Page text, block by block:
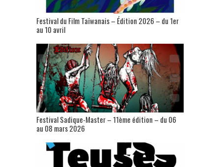
Festival du Film Taïwanais – Édition 2026 – du 1er
au 10 avril
Festival Sadique-Master – 11ème édition – du 06
au 08 mars 2026